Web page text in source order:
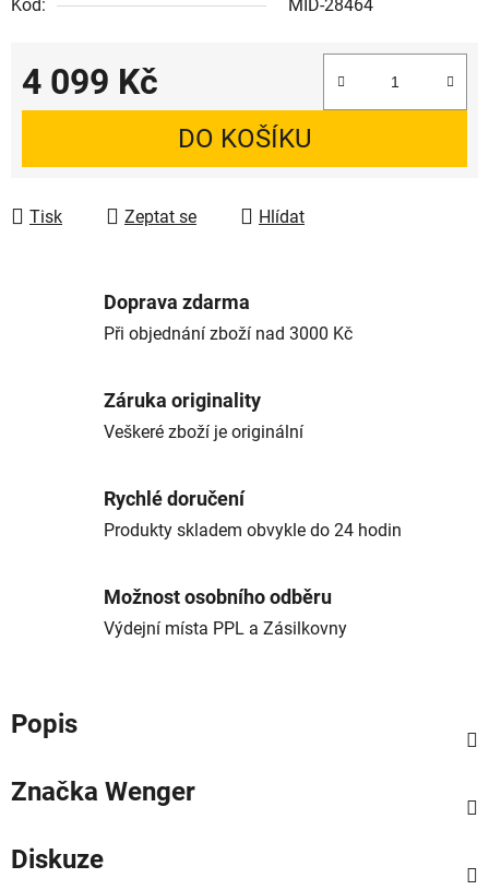
Kód: MID-28464
4 099 Kč
Měrná cena:
DO KOŠÍKU
Tisk Zeptat se Hlídat
Doprava zdarma
Při objednání zboží nad 3000 Kč
Záruka originality
Veškeré zboží je originální
Rychlé doručení
Produkty skladem obvykle do 24 hodin
Možnost osobního odběru
Výdejní místa PPL a Zásilkovny
Popis
Značka Wenger
Diskuze